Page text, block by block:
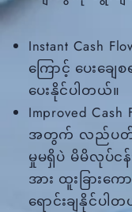
Instant Cash
ကြောင့် ပေးချ
ပေးနိုင်ပါတယ်။
Improved Cash
အတွက် လည်ပတ်န
မှုမရှိပဲ မိမိလုပ်
အား ထူးခြားက
ရောင်းချနိုင်ပါ